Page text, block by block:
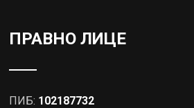
ПРАВНО ЛИЦЕ
ПИБ: 102187732